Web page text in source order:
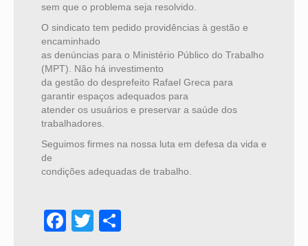
sem que o problema seja resolvido.
O sindicato tem pedido providências à gestão e
encaminhado
as denúncias para o Ministério Público do Trabalho
(MPT). Não há investimento
da gestão do desprefeito Rafael Greca para
garantir espaços adequados para
atender os usuários e preservar a saúde dos
trabalhadores.
Seguimos firmes na nossa luta em defesa da vida e
de
condições adequadas de trabalho.
Facebook
Twitter